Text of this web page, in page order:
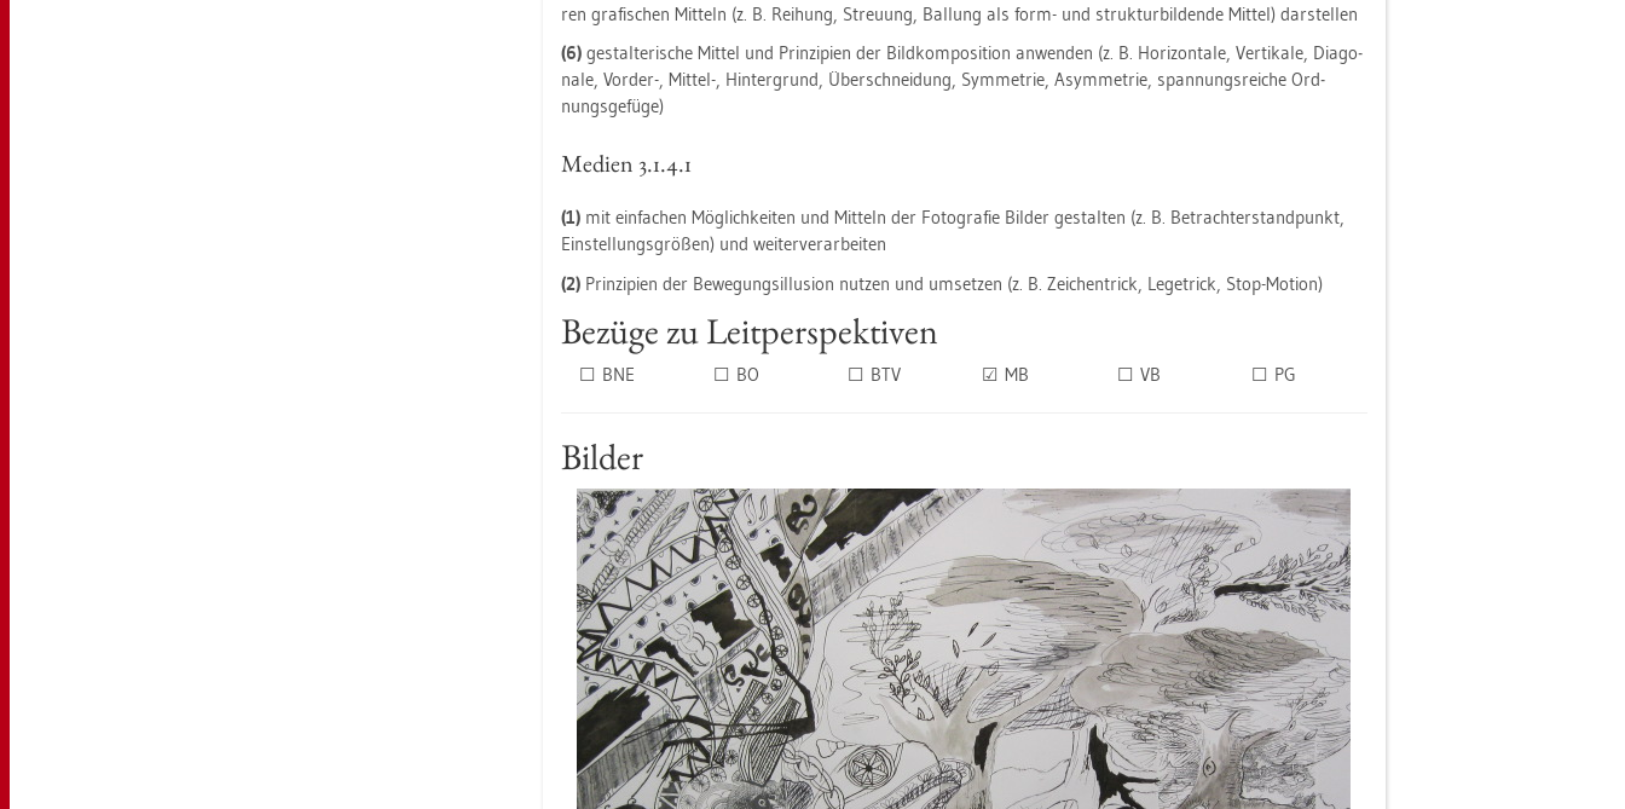
ren gra­fi­schen Mit­teln (z. B. Rei­hung, Streu­ung, Bal­lung als form- und struk­tur­bil­den­de Mit­tel) dar­stel­len
(6)ge­stal­te­ri­sche Mit­tel und Prin­zi­pi­en der Bild­kom­po­si­ti­on an­wen­den (z. B. Ho­ri­zon­ta­le, Ver­ti­ka­le, Dia­go­
na­le, Vor­der-, Mit­tel-, Hin­ter­grund, Über­schnei­dung, Sym­me­trie, Asym­me­trie, span­nungs­rei­che Ord­
nungs­ge­fü­ge)
Me­di­en 3.​1.​4.​1
(1)mit ein­fa­chen Mög­lich­kei­ten und Mit­teln der Fo­to­gra­fie Bil­der ge­stal­ten (z. B. Be­tracht­er­stand­punkt,
Ein­stel­lungs­grö­ßen) und wei­ter­ver­ar­bei­ten
(2)Prin­zi­pi­en der Be­we­gungs­il­lu­si­on nut­zen und um­set­zen (z. B. Zei­chen­trick, Le­ge­trick, Stop-Mo­ti­on)
Be­zü­ge zu Leit­per­spek­ti­ven
☐ BNE ☐ BO ☐ BTV ☑ MB ☐ VB ☐ PG
Bil­der